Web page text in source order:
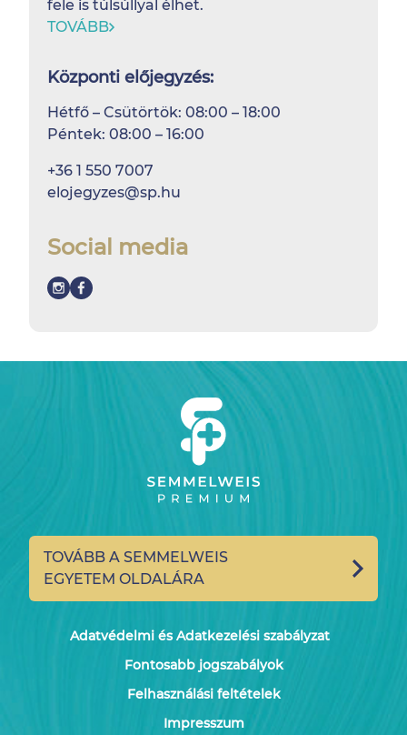
fele is túlsúllyal élhet.
TOVÁBB
Központi előjegyzés:
Hétfő – Csütörtök: 08:00 – 18:00
Péntek: 08:00 – 16:00
+36 1 550 7007
elojegyzes@sp.hu
Social media
TOVÁBB A SEMMELWEIS
EGYETEM OLDALÁRA
Adatvédelmi és Adatkezelési szabályzat
Fontosabb jogszabályok
Felhasználási feltételek
Impresszum